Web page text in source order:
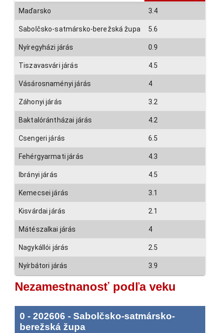
Maďarsko 3.4
Sabolčsko-satmársko-berežská župa 5.6
Nyíregyházi járás 0.9
Tiszavasvári járás 4.5
Vásárosnaményi járás 4
Záhonyi járás 3.2
Baktalórántházai járás 4.2
Csengeri járás 6.5
Fehérgyarmati járás 4.3
Ibrányi járás 4.5
Kemecsei járás 3.1
Kisvárdai járás 2.1
Mátészalkai járás 4
Nagykállói járás 2.5
Nyírbátori járás 3.9
Nezamestnanosť podľa veku
0 - 202606 - Sabolčsko-satmársko-
berežská župa